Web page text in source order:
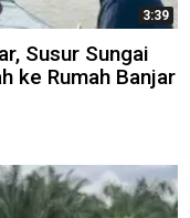
3:39
Susur Sungai
ke Rumah Banjar